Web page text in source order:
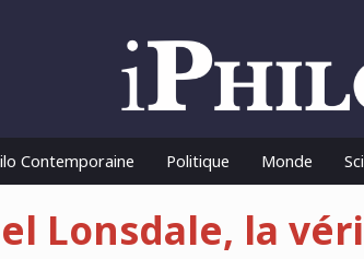
Contemporaine Politique Monde
Lonsdale, la